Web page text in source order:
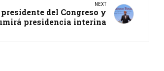
NEXT
del Congreso y
presidencia interina